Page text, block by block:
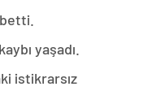
yaşadı.
istikrarsız